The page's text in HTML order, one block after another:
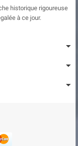
historique rigoureuse
à ce jour.